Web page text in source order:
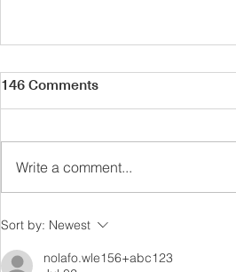
Forecasting: The Rise of
Color Stained Wood
146 Comments
Write a comment...
Sort by: Newest
nolafo.wle156+abc123